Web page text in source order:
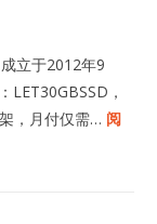
立于2012年9
LET30GBSSD，
，月付仅需… 阅